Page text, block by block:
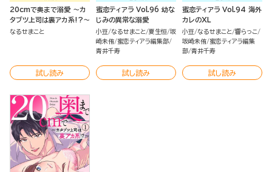
20cmで奥まで溺愛 ～カ
タブツ上司は裏アカ系!?～
なるせまこと
試し読み
蜜恋ティアラ Vol.96 幼な
じみの異常な溺愛
小豆 なるせまこと 夏生恒 坂
崎未侑 蜜恋ティアラ編集部
青井千寿
試し読み
蜜恋ティアラ Vol.94 海外
カレのXL
小豆 なるせまこと 響らっこ
坂崎未侑 蜜恋ティアラ編集
部 青井千寿
試し読み